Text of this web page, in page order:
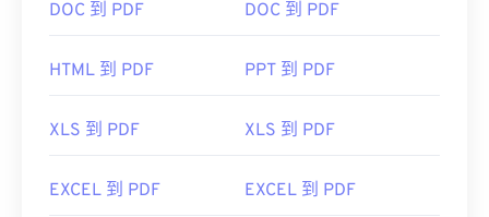
Acrobat Reader
。 Adobe 創建了 PDF 標準，其程序
大多數網頁瀏覽器，如 Chrome 和 Firefox，都能直
DOC 到 PDF DOC 到 PDF
HTML 到 PDF PPT 到 PDF
XLS 到 PDF XLS 到 PDF
EXCEL 到 PDF EXCEL 到 PDF